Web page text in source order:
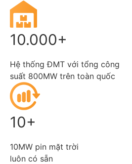
10.000+
Hệ thống ĐMT với tổng công
suất 800MW trên toàn quốc
10+
10MW pin mặt trời
luôn có sẵn